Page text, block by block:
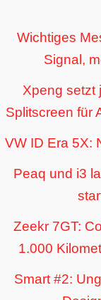
Wichtiges
Signal,
Xpeng setzt
Splitscreen für
VW ID Era 5X:
Peaq und i3
Zeekr 7GT:
1.000
Smart #2: